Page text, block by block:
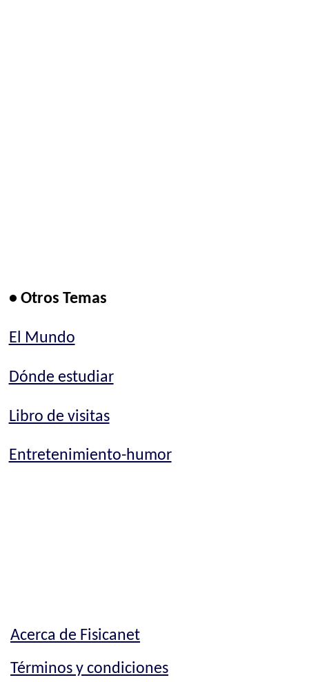
• Otros Temas
El Mundo
Dónde estudiar
Libro de visitas
Entretenimiento-humor
Acerca de Fisicanet
Términos y condiciones